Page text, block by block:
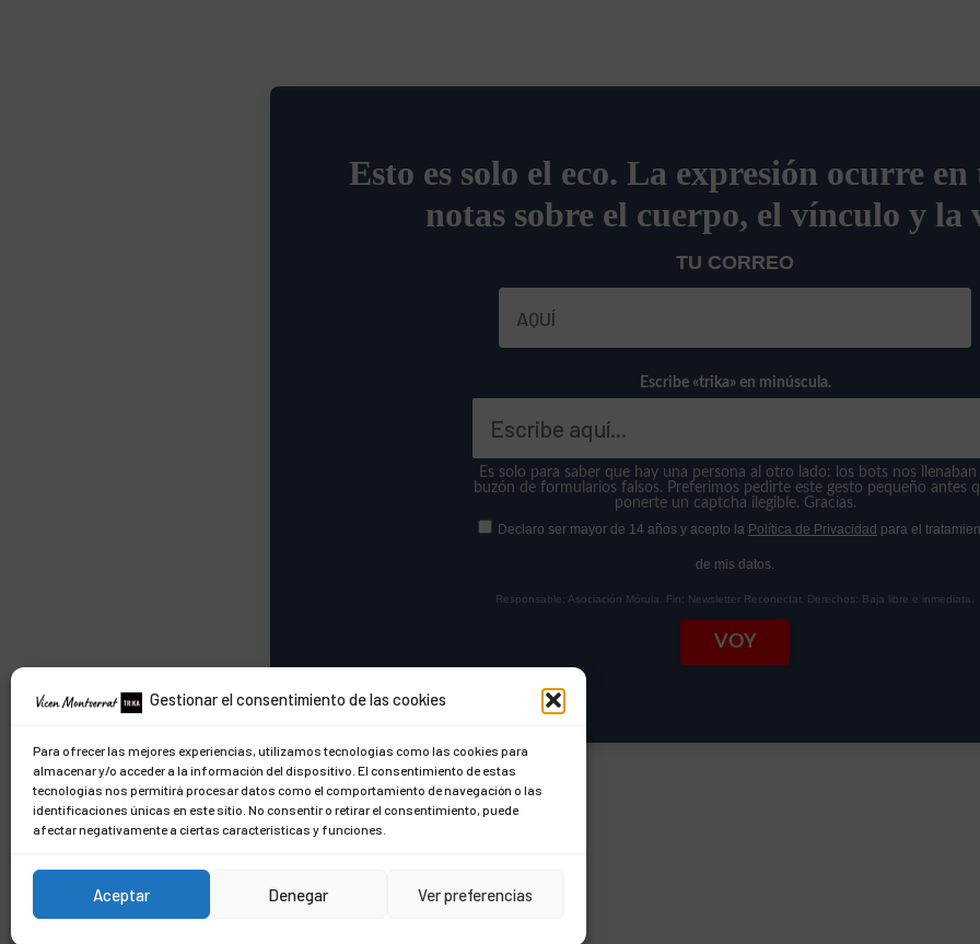
Gestionar el consentimiento de las cookies
Para ofrecer las mejores experiencias, utilizamos tecnologías como las cookies para
almacenar y/o acceder a la información del dispositivo. El consentimiento de estas
tecnologías nos permitirá procesar datos como el comportamiento de navegación o las
identificaciones únicas en este sitio. No consentir o retirar el consentimiento, puede
afectar negativamente a ciertas características y funciones.
Aceptar Denegar Ver preferencias
Esto es solo el eco. La expresión ocurre
notas sobre el cuerpo, el vínculo y la
TU CORREO
Escribe «trika» en minúscula.
Es solo para saber que hay una persona al otro lado: los bots nos llenaban
buzón de formularios falsos. Preferimos pedirte este gesto pequeño antes
ponerte un captcha ilegible. Gracias.
Declaro ser mayor de 14 años y acepto la Política de Privacidad para el
de mis datos.
Responsable: Asociación Mórula. Fin: Newsletter Reconectar. Derechos: Baja libre e inmediata.
VOY